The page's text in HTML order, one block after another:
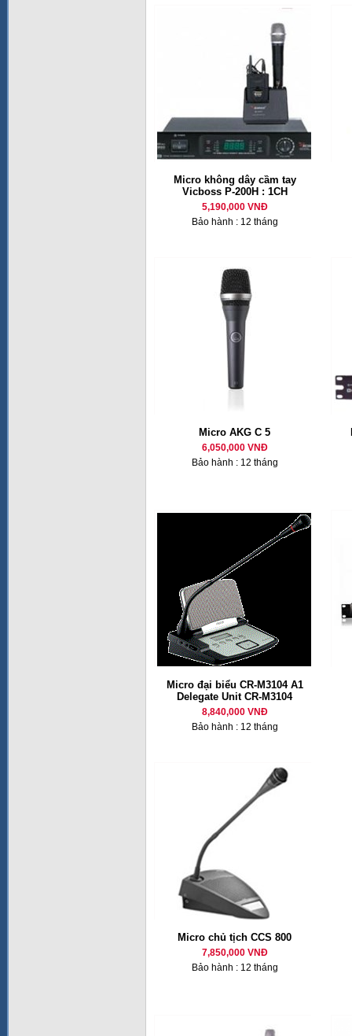
Micro không dây cầm tay
Vicboss P-200H : 1CH
5,190,000 VNĐ
Bảo hành : 12 tháng
Micro AKG C 5
6,050,000 VNĐ
Bảo hành : 12 tháng
Micro đại biểu CR-M3104 A1
Delegate Unit CR-M3104
8,840,000 VNĐ
Bảo hành : 12 tháng
Micro chủ tịch CCS 800
7,850,000 VNĐ
Bảo hành : 12 tháng